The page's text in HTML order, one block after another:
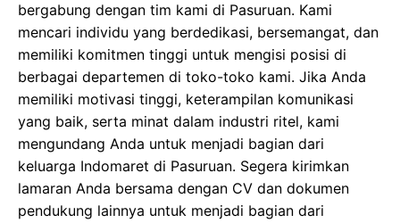
bergabung dengan tim kami di Pasuruan. Kami
mencari individu yang berdedikasi, bersemangat, dan
memiliki komitmen tinggi untuk mengisi posisi di
berbagai departemen di toko-toko kami. Jika Anda
memiliki motivasi tinggi, keterampilan komunikasi
yang baik, serta minat dalam industri ritel, kami
mengundang Anda untuk menjadi bagian dari
keluarga Indomaret di Pasuruan. Segera kirimkan
lamaran Anda bersama dengan CV dan dokumen
pendukung lainnya untuk menjadi bagian dari